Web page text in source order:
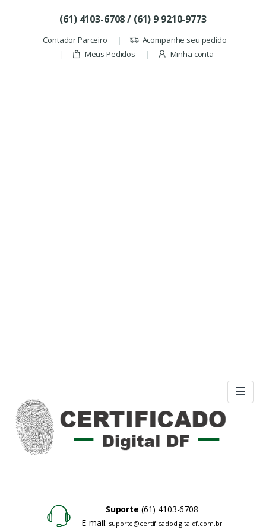
(61) 4103-6708 / (61) 9 9210-9773
Contador Parceiro
Acompanhe seu pedido
Meus Pedidos
Minha conta
☰
Suporte (61) 4103-6708
E-mail: suporte@certificadodigitaldf.com.br